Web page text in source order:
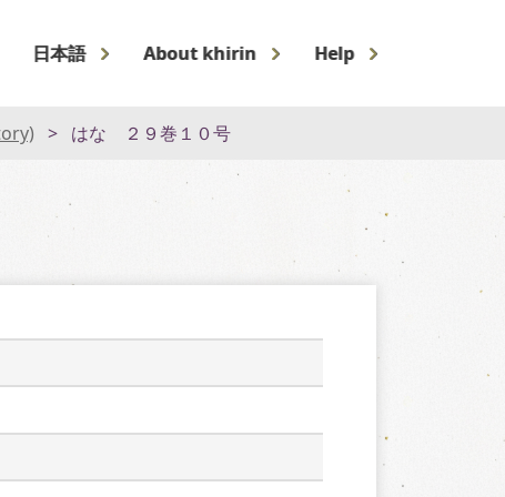
日本語 About khirin Help
はな ２９巻１０号